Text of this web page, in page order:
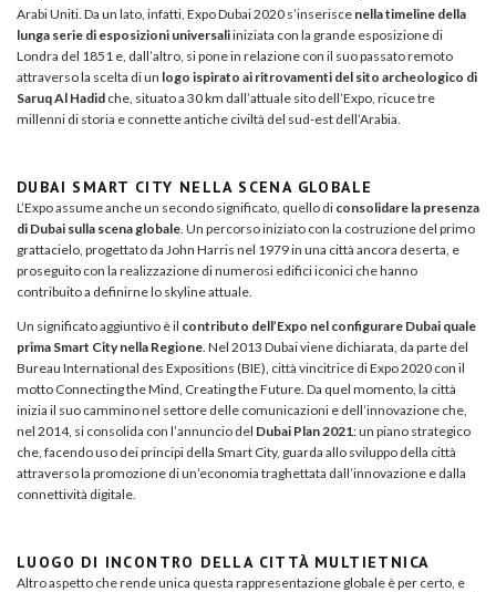
Arabi Uniti. Da un lato, infatti, Expo Dubai 2020 s’inserisce nella timeline della
lunga serie di esposizioni universaliiniziata con la grande esposizione di
Londra del 1851 e, dall’altro, si pone in relazione con il suo passato remoto
attraverso la scelta di un logo ispirato ai ritrovamenti del sito archeologico di
Saruq Al Hadid che, situato a 30 km dall’attuale sito dell’Expo, ricuce tre
millenni di storia e connette antiche civiltà del sud-est dell’Arabia.
DUBAI SMART CITY NELLA SCENA GLOBALE
L’Expo assume anche un secondo significato, quello di consolidare la presenza
di Dubai sulla scena globale . Un percorso iniziato con la costruzione del primo
grattacielo, progettato da John Harris nel 1979 in una città ancora deserta, e
proseguito con la realizzazione di numerosi edifici iconici che hanno
contribuito a definirne lo skyline attuale.
Un significato aggiuntivo è il contributo dell’Expo nel configurare Dubai quale
prima Smart City nella Regione . Nel 2013 Dubai viene dichiarata, da parte del
Bureau International des Expositions (BIE), città vincitrice di Expo 2020 con il
motto Connecting the Mind, Creating the Future. Da quel momento, la città
inizia il suo cammino nel settore delle comunicazioni e dell’innovazione che,
nel 2014, si consolida con l’annuncio del Dubai Plan 2021: un piano strategico
che, facendo uso dei principi della Smart City, guarda allo sviluppo della città
attraverso la promozione di un’economia traghettata dall’innovazione e dalla
connettività digitale.
LUOGO DI INCONTRO DELLA CITTÀ MULTIETNICA
Altro aspetto che rende unica questa rappresentazione globale è per certo, e